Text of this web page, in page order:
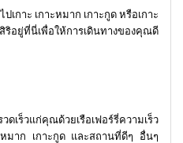
เกาะ เกาะหมาก เกาะกูด หรือเกาะ
อยู่ที่นี่เพื่อให้การเดินทางของคุณดี
ดเร็วแก่คุณด้วยเรือเฟอร์รี่ความเร็ว
หมาก เกาะกูด และสถานที่ดีๆ อื่นๆ